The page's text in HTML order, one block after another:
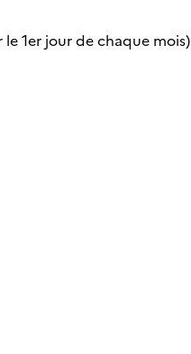
1er jour de chaque mois)